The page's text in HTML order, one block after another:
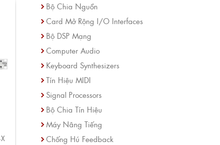
Bộ Chia Nguồn
Card Mở Rộng I/O Interfaces
Bộ DSP Mạng
Computer Audio
Keyboard Synthesizers
Tín Hiệu MIDI
Signal Processors
Bộ Chia Tín Hiệu
Máy Nâng Tiếng
Chống Hú Feedback